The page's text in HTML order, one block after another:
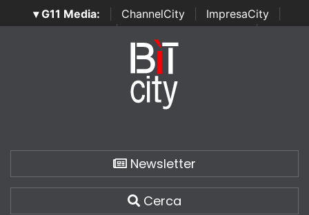
▾ G11 Media: ChannelCity ImpresaCity
SecurityOpenLab | Italian Channel Awards | Italian
Italian Security Awards
Newsletter
Cerca